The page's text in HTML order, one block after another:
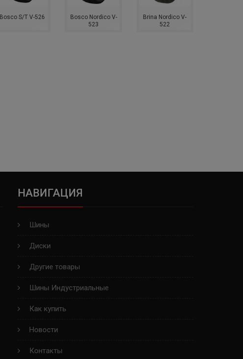
Bosco S/T V-526
Bosco Nordico V-
523
Brina Nordico V-
522
НАВИГАЦИЯ
Шины
Диски
Другие товары
Шины Индустриальные
Как купить
Новости
Контакты